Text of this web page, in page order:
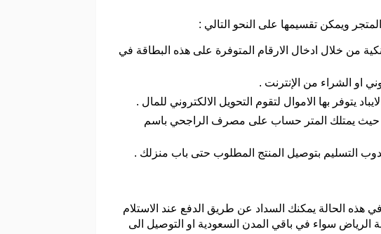
ويمكن تقسيمها على النحو التالي :
من خلال ادخال الارقام المتوفرة على هذه البطاقة في
او الشراء من الإنترنت .
حيث يمتلك المتر حساب على مصرف الراجحي باسم
التسليم بتوصيل المنتج المطلوب حتى باب منزلك .
هذه الحالة يمكنك السداد عن طريق الدفع عند الاستلام
سواء في باقي المدن السعودية او التوصيل الى